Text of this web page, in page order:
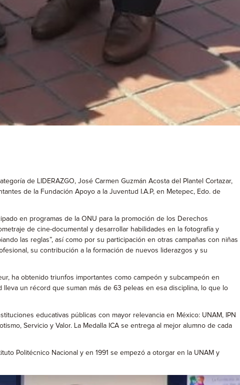
de LIDERAZGO, José Carmen Guzmán Acosta del Plantel Cortazar,
de la Fundación Apoyo a la Juventud I.A.P, en Metepec, Edo. de
en programas de la ONU para la promoción de los Derechos
de cine-documental y desarrollar habilidades en la fotografía y
las reglas”, así como por su participación en otras campañas con niñas
su contribución a la formación de nuevos liderazgos y su
ha obtenido triunfos importantes como campeón y subcampeón en
un récord que suman más de 63 peleas en esa disciplina, lo que lo
educativas públicas con mayor relevancia en México: UNAM, IPN
Servicio y Valor. La Medalla ICA se entrega al mejor alumno de cada
Politécnico Nacional y en 1991 se empezó a otorgar en la UNAM y